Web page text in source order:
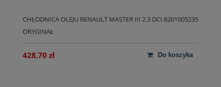
CHŁODNICA OLEJU RENAULT MASTER III 2.3 DCI 8201005235
ORYGINAŁ
428,70 zł do koszyka